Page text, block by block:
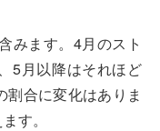
みます。4月のスト
5月以降はそれほど
合に変化はありま
す。